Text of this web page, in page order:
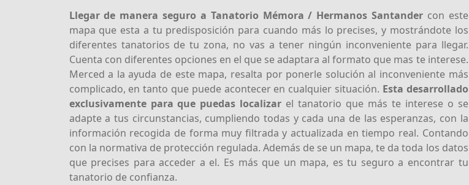
Llegar de manera seguro a Tanatorio Mémora / Hermanos Santandercon este
mapa que esta a tu predisposición para cuando más lo precises, y mostrándote los
diferentes tanatorios de tu zona, no vas a tener ningún inconveniente para llegar.
Cuenta con diferentes opciones en el que se adaptara al formato que mas te interese.
Merced a la ayuda de este mapa, resalta por ponerle solución al inconveniente más
complicado, en tanto que puede acontecer en cualquier situación. Esta desarrollado
exclusivamente para que puedas localizar el tanatorio que más te interese o se
adapte a tus circunstancias, cumpliendo todas y cada una de las esperanzas, con la
información recogida de forma muy filtrada y actualizada en tiempo real. Contando
con la normativa de protección regulada. Además de se un mapa, te da toda los datos
que precises para acceder a el. Es más que un mapa, es tu seguro a encontrar tu
tanatorio de confianza.